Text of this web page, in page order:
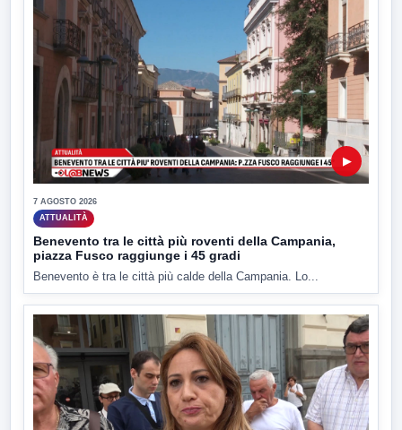
▶
7 AGOSTO 2026
ATTUALITÀ
Benevento tra le città più roventi della Campania,
piazza Fusco raggiunge i 45 gradi
Benevento è tra le città più calde della Campania. Lo...